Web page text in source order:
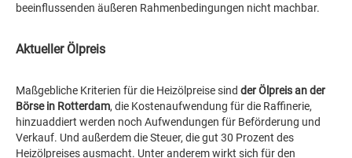
beeinflussenden äußeren Rahmenbedingungen nicht machbar.
Aktueller Ölpreis
Maßgebliche Kriterien für die Heizölpreise sind der Ölpreis an der
Börse in Rotterdam, die Kostenaufwendung für die Raffinerie,
hinzuaddiert werden noch Aufwendungen für Beförderung und
Verkauf. Und außerdem die Steuer, die gut 30 Prozent des
Heizölpreises ausmacht. Unter anderem wirkt sich für den